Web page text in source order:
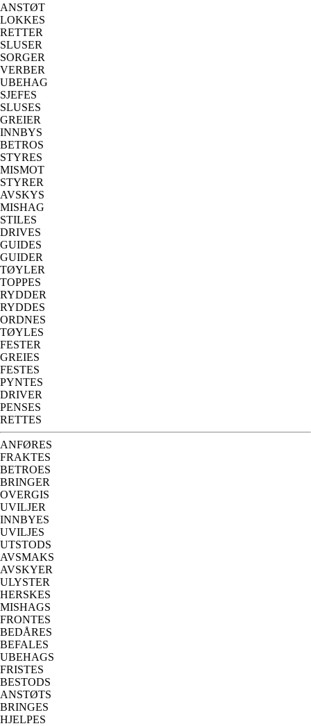
ANSTØT
LOKKES
RETTER
SLUSER
SORGER
VERBER
UBEHAG
SJEFES
SLUSES
GREIER
INNBYS
BETROS
STYRES
MISMOT
STYRER
AVSKYS
MISHAG
STILES
DRIVES
GUIDES
GUIDER
TØYLER
TOPPES
RYDDER
RYDDES
ORDNES
TØYLES
FESTER
GREIES
FESTES
PYNTES
DRIVER
PENSES
RETTES
ANFØRES
FRAKTES
BETROES
BRINGER
OVERGIS
UVILJER
INNBYES
UVILJES
UTSTODS
AVSMAKS
AVSKYER
ULYSTER
HERSKES
MISHAGS
FRONTES
BEDÅRES
BEFALES
UBEHAGS
FRISTES
BESTODS
ANSTØTS
BRINGES
HJELPES